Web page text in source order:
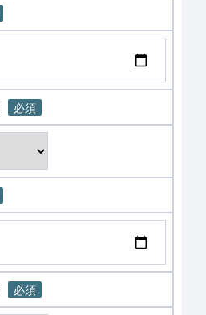
必須
必須